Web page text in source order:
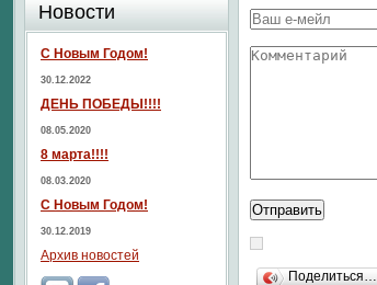
Поделиться…
Новости
С Новым Годом!
30.12.2022
ДЕНЬ ПОБЕДЫ!!!!
08.05.2020
8 марта!!!!
08.03.2020
С Новым Годом!
30.12.2019
Архив новостей